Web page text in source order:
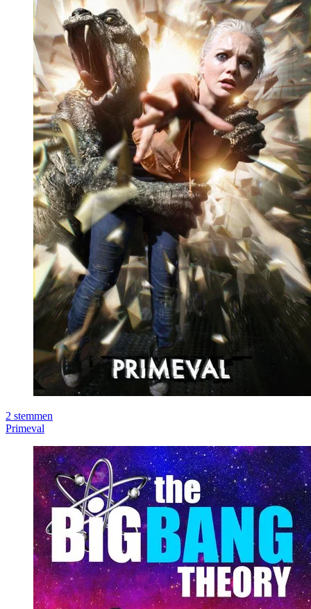
2 stemmen
Primeval